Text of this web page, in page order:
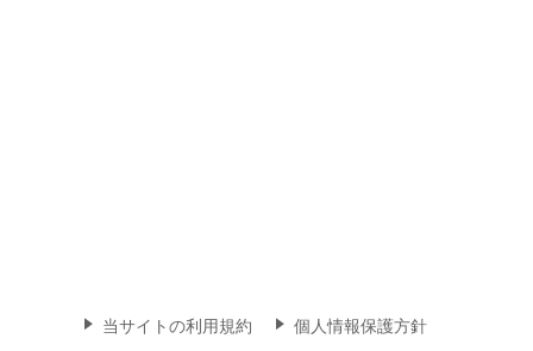
当サイトの利用規約 個人情報保護方針